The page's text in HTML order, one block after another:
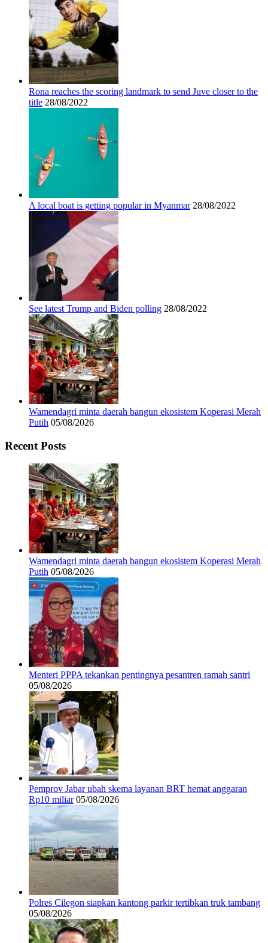
Rona reaches the scoring landmark to send Juve closer to the
title 28/08/2022
A local boat is getting popular in Myanmar 28/08/2022
See latest Trump and Biden polling 28/08/2022
Wamendagri minta daerah bangun ekosistem Koperasi Merah
Putih 05/08/2026
Recent Posts
Wamendagri minta daerah bangun ekosistem Koperasi Merah
Putih 05/08/2026
Menteri PPPA tekankan pentingnya pesantren ramah santri
05/08/2026
Pemprov Jabar ubah skema layanan BRT hemat anggaran
Rp10 miliar 05/08/2026
Polres Cilegon siapkan kantong parkir tertibkan truk tambang
05/08/2026